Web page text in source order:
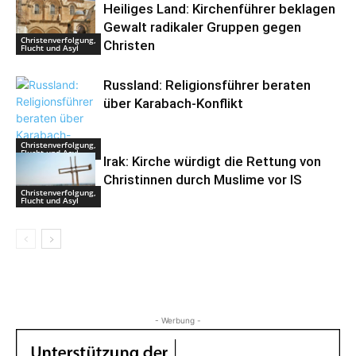
Christenverfolgung,
Flucht und Asyl
Heiliges Land: Kirchenführer beklagen
Gewalt radikaler Gruppen gegen
Christen
Christenverfolgung,
Flucht und Asyl
Russland: Religionsführer beraten
über Karabach-Konflikt
Christenverfolgung,
Flucht und Asyl
Irak: Kirche würdigt die Rettung von
Christinnen durch Muslime vor IS
- Werbung -